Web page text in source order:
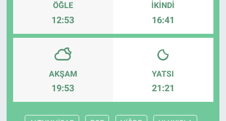
ÖĞLE
12:53
İKINDI
16:41
AKŞAM
19:53
YATSI
21:21